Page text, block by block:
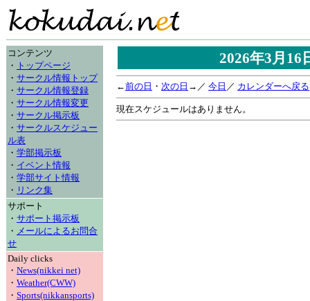
コンテンツ
・ トップページ
・ サークル情報トップ
・ サークル情報登録
・ サークル情報変更
・ サークル掲示板
・ サークルスケジュー
ル表
・ 学部掲示板
・ イベント情報
・ 学部サイト情報
・ リンク集
サポート
・ サポート掲示板
・ メールによるお問合
せ
Daily clicks
・ News(nikkei net)
・ Weather(CWW)
・ Sports(nikkansports)
2026年3月
←前の日 ・ 次の日 →／ 今日 ／ カレンダーへ戻る
現在スケジュールはありません。